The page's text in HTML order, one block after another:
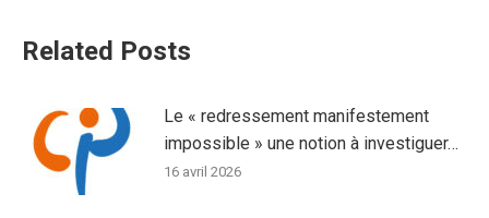
Related Posts
Le « redressement manifestement
impossible » une notion à investiguer…
16 avril 2026